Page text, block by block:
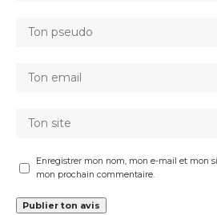
Enregistrer mon nom, mon e-mail et mon
mon prochain commentaire.